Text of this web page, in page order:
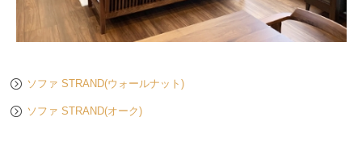
ソファ STRAND(ウォールナット)
ソファ STRAND(オーク)